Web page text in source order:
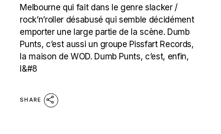
Melbourne qui fait dans le genre slacker /
rock’n’roller désabusé qui semble décidément
emporter une large partie de la scène. Dumb
Punts, c’est aussi un groupe Pissfart Records,
la maison de WOD. Dumb Punts, c’est, enfin,
l&#8
SHARE